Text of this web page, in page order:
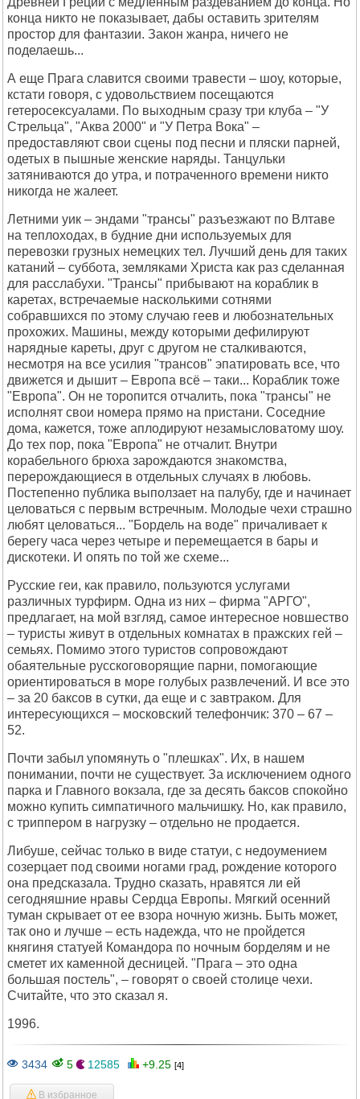
конца никто не показывает, дабы оставить зрителям
простор для фантазии. Закон жанра, ничего не
поделаешь...
А еще Прага славится своими травести – шоу, которые,
кстати говоря, с удовольствием посещаются
гетеросексуалами. По выходным сразу три клуба – "У
Стрельца", "Аква 2000" и "У Петра Вока" –
предоставляют свои сцены под песни и пляски парней,
одетых в пышные женские наряды. Танцульки
затяниваются до утра, и потраченного времени никто
никогда не жалеет.
Летними уик – эндами "трансы" разъезжают по Влтаве
на теплоходах, в будние дни используемых для
перевозки грузных немецких тел. Лучший день для таких
катаний – суббота, земляками Христа как раз сделанная
для расслабухи. "Трансы" прибывают на кораблик в
каретах, встречаемые насколькими сотнями
собравшихся по этому случаю геев и любознательных
прохожих. Машины, между которыми дефилируют
нарядные кареты, друг с другом не сталкиваются,
несмотря на все усилия "трансов" эпатировать все, что
движется и дышит – Европа всё – таки... Кораблик тоже
"Европа". Он не торопится отчалить, пока "трансы" не
исполнят свои номера прямо на пристани. Соседние
дома, кажется, тоже аплодируют незамысловатому шоу.
До тех пор, пока "Европа" не отчалит. Внутри
корабельного брюха зарождаются знакомства,
перерождающиеся в отдельных случаях в любовь.
Постепенно публика выползает на палубу, где и начинает
целоваться с первым встречным. Молодые чехи страшно
любят целоваться... "Бордель на воде" причаливает к
берегу часа через четыре и перемещается в бары и
дискотеки. И опять по той же схеме...
Русские геи, как правило, пользуются услугами
различных турфирм. Одна из них – фирма "АРГО",
предлагает, на мой взгляд, самое интересное новшество
– туристы живут в отдельных комнатах в пражских гей –
семьях. Помимо этого туристов сопровождают
обаятельные русскоговорящие парни, помогающие
ориентироваться в море голубых развлечений. И все это
– за 20 баксов в сутки, да еще и с завтраком. Для
интересующихся – московский телефончик: 370 – 67 –
52.
Почти забыл упомянуть о "плешках". Их, в нашем
понимании, почти не существует. За исключением одного
парка и Главного вокзала, где за десять баксов спокойно
можно купить симпатичного мальчишку. Но, как правило,
с триппером в нагрузку – отдельно не продается.
Либуше, сейчас только в виде статуи, с недоумением
созерцает под своими ногами град, рождение которого
она предсказала. Трудно сказать, нравятся ли ей
сегодняшние нравы Сердца Европы. Мягкий осенний
туман скрывает от ее взора ночную жизнь. Быть может,
так оно и лучше – есть надежда, что не пройдется
княгиня статуей Командора по ночным борделям и не
сметет их каменной десницей. "Прага – это одна
большая постель", – говорят о своей столице чехи.
Считайте, что это сказал я.
1996.
3434 5 12585 +9.25 [4]
В избранное